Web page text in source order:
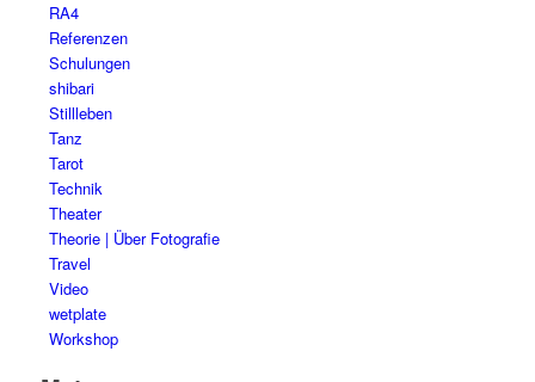
RA4
Referenzen
Schulungen
shibari
Stillleben
Tanz
Tarot
Technik
Theater
Theorie | Über Fotografie
Travel
Video
wetplate
Workshop